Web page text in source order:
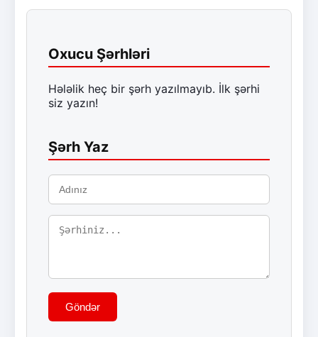
Oxucu Şərhləri
Hələlik heç bir şərh yazılmayıb. İlk şərhi
siz yazın!
Şərh Yaz
Göndər